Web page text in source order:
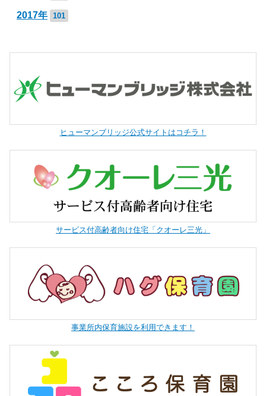
2017年 101
ヒューマンブリッジ公式サイトはコチラ！
サービス付高齢者向け住宅「クオーレ三光」
事業所内保育施設を利用できます！